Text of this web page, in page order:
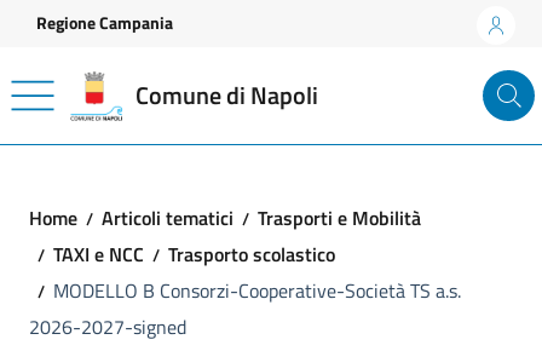
Vai ai contenuti
Vai al footer
Regione Campania
Comune di Napoli
Home Articoli tematici
Trasporti e Mobilità
TAXI e NCC
Trasporto scolastico
MODELLO B Consorzi-Cooperative-Società TS a.s.
2026-2027-signed